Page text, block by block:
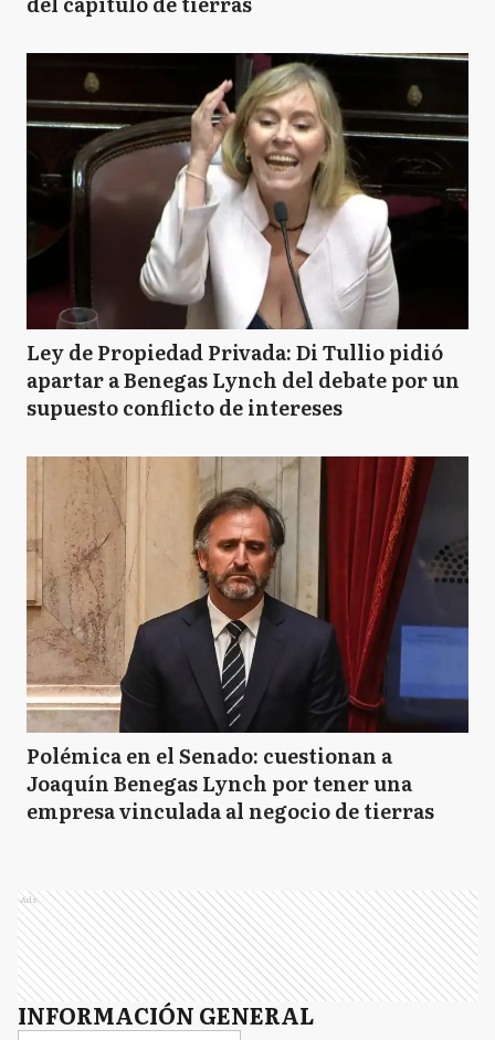
Ley de Propiedad Privada: Di Tullio pidió
apartar a Benegas Lynch del debate por un
supuesto conflicto de intereses
Polémica en el Senado: cuestionan a
Joaquín Benegas Lynch por tener una
empresa vinculada al negocio de tierras
Ads
INFORMACIÓN GENERAL